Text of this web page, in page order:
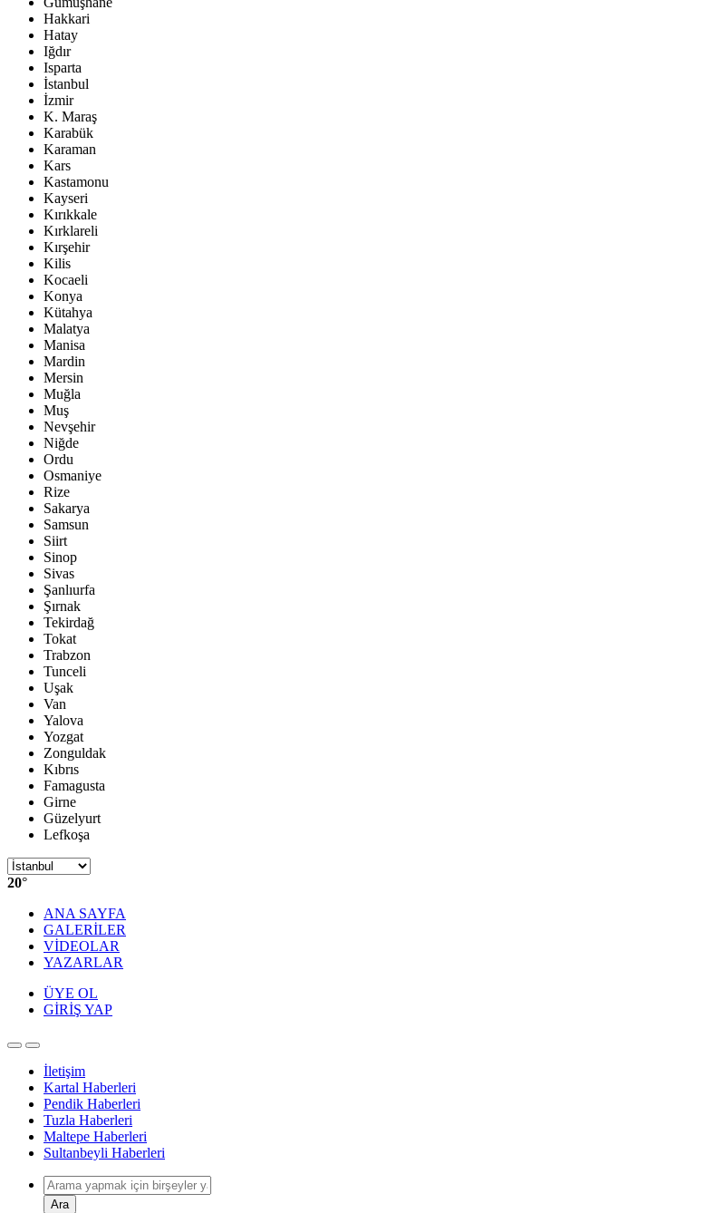
Hakkari
Hatay
Iğdır
Isparta
İstanbul
İzmir
K. Maraş
Karabük
Karaman
Kars
Kastamonu
Kayseri
Kırıkkale
Kırklareli
Kırşehir
Kilis
Kocaeli
Konya
Kütahya
Malatya
Manisa
Mardin
Mersin
Muğla
Muş
Nevşehir
Niğde
Ordu
Osmaniye
Rize
Sakarya
Samsun
Siirt
Sinop
Sivas
Şanlıurfa
Şırnak
Tekirdağ
Tokat
Trabzon
Tunceli
Uşak
Van
Yalova
Yozgat
Zonguldak
Kıbrıs
Famagusta
Girne
Güzelyurt
Lefkoşa
20°
ANA SAYFA
GALERİLER
VİDEOLAR
YAZARLAR
ÜYE OL
GİRİŞ YAP
İletişim
Kartal Haberleri
Pendik Haberleri
Tuzla Haberleri
Maltepe Haberleri
Sultanbeyli Haberleri
Ara